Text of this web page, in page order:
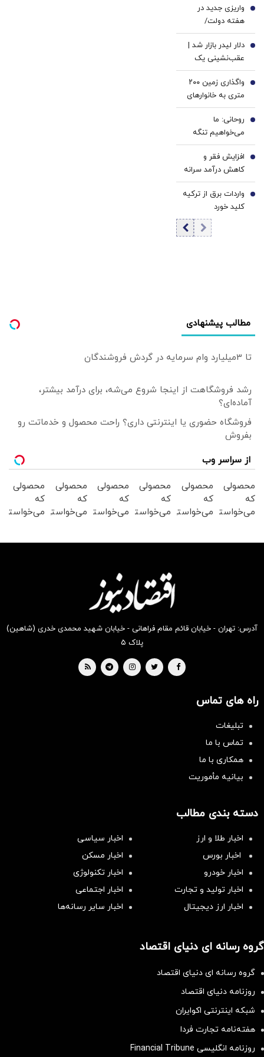
جوون
شدی
واریزی جدید در
هفته دولت/
سهامداران عدالت
بخوانند
2
دلار لیدر بازار شد |
عقب‌نشینی یک
کاناله قیمت طلا |
سکه ۱۸۶ میلیون
تومان شد
3
واگذاری زمین ۲۰۰
متری به خانوارهای
داری سه فرزند/
شرایط اعلام شد
4
روحانی: ما
می‌خواهیم تنگه
هرمز، تنگه جنگ
نباشد | چرا کویت و
امارات اجازه دادند
آمریکا از
پایگاه‌هایش علیه
ما استفاده کند؟ |
دنبال رابطه خوب با
همسایگان هستیم
5
افزایش فقر و
کاهش درآمد سرانه
حقیقی در کشور/
کاهش دسترسی به
مسکن معلول
بحران بزرگتری
6
واردات برق از ترکیه
کلید خورد
7
مطالب پیشنهادی
تا 3میلیارد وام سرمایه در گردش فروشندگان
رشد فروشگاهت از اینجا شروع می‌شه، برای درآمد بیشتر،
آماده‌ای؟
فروشگاه حضوری یا اینترنتی داری؟ راحت محصول و خدماتت رو
بفروش
از سراسر وب
محصولی
که
می‌خواستی
محصولی
که
می‌خواستی
محصولی
که
می‌خواستی
بخر !
محصولی
که
می‌خواستی
بخر !
محصولی
که
می‌خواستی
محصولی
که
می‌خواستی
آدرس: تهران - خیابان قائم مقام فراهانی - خیابان شهید محمدی خدری (شاهین)
پلاک ۵
راه های تماس
تبلیغات
تماس با ما
همکاری با ما
بیانیه مأموریت
دسته بندی مطالب
اخبار طلا و ارز
اخبار سیاسی
اخبار بورس
اخبار مسکن
اخبار خودرو
اخبار تکنولوژی
اخبار تولید و تجارت
اخبار اجتماعی
اخبار ارز دیجیتال
اخبار سایر رسانه‌‌ها
گروه رسانه ای دنیای اقتصاد
گروه رسانه ای دنیای اقتصاد
روزنامه دنیای اقتصاد
شبکه اینترنتی اکوایران
هفته‌نامه تجارت فردا
روزنامه انگلیسی Financial Tribune